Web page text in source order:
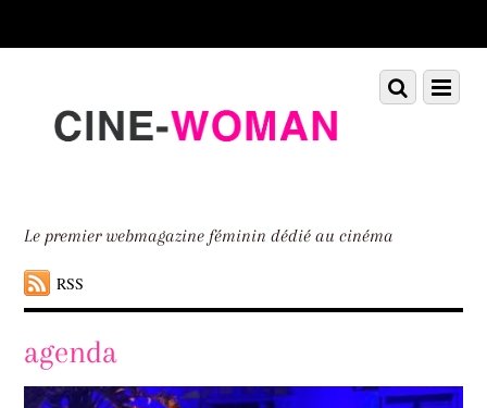
down
Le premier webmagazine féminin dédié au cinéma
RSS
Menu
Scroll
down
agenda